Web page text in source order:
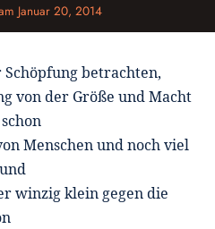
Januar 20, 2014
betrachten,
von der Größe und Macht
Menschen und noch viel
winzig klein gegen die